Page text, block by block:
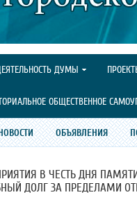
ДУМЫ
ОБЩЕСТВЕННОЕ
ОБЪЯВЛЕНИЯ
В ЧЕСТЬ ДНЯ
ДОЛГ ЗА ПРЕДЕЛАМИ